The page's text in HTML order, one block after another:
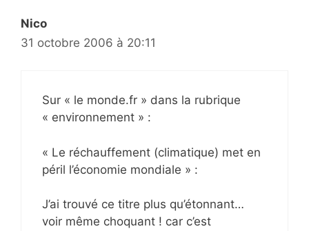
Nico
31 octobre 2006 à 20:11
Sur « le monde.fr » dans la rubrique
« environnement » :
« Le réchauffement (climatique) met en
péril l’économie mondiale » :
J’ai trouvé ce titre plus qu’étonnant…
voir même choquant ! car c’est